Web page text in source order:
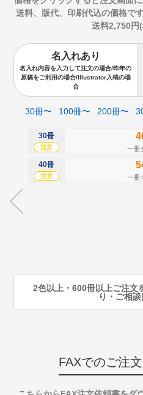
送料、版代、印刷代込の価格で
送料2,750円
名入れあり
名入れ内容を入力して注文の場合/昨年の
原稿をご利用の場合/Illustrator入稿の場
合
30冊〜 100冊〜 200冊〜
30冊
注文 一冊
40冊
注文 一冊
2色以上・600冊以上ご注文
り・ご相
FAXでのご注